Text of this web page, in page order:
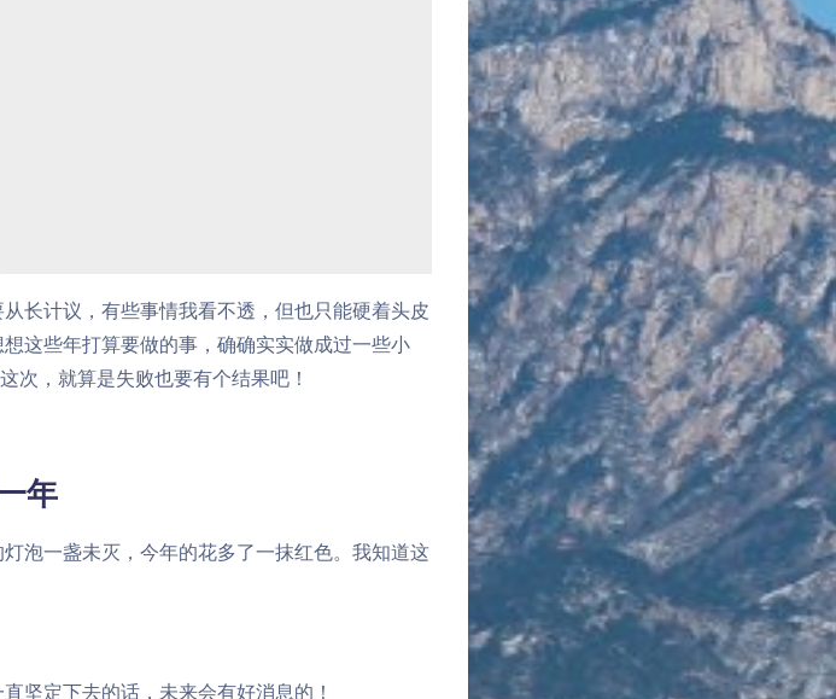
长计议，有些事情我看不透，但也只能硬着头皮
这些年打算要做的事，确确实实做成过一些小
次，就算是失败也要有个结果吧！
年
泡一盏未灭，今年的花多了一抹红色。我知道这